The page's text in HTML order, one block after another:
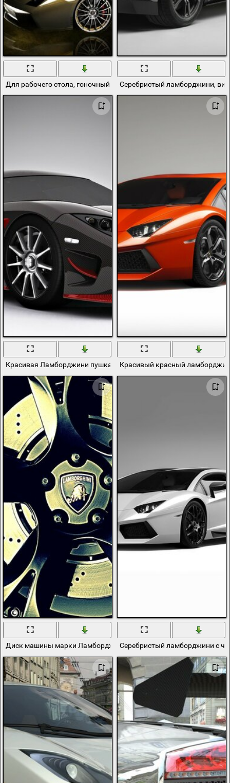
Для рабочего стола, гоночный ламборджиниСеребристый ламборджини, вид
Красивая Ламборджини пушка гонкаКрасивый красный
Диск машины марки ЛамборджиниСеребристый ламборджини с